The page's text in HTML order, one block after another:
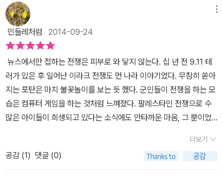
간에 맞춰 열리니(합정동 사각형 갤러리, 8월 11일~23일) 책의 감동
을 배가하는 기회로 삼아도 좋겠다.
군대에서 결정했고, 저쪽 군대에서 내거는 규칙대로였습니다. 세상이
바뀌고 있나 보다. 과연 세상은 바뀌었습니다.그 전까지 이 나라를 마
음껏 쥐고 흔들던 독재자가 아무런 힘을 쓰지 못했습니다. 아무것도
바뀌지 않았어. 달라진 거라곤 이 나라 독재자 자리를 저 나라 군인들
이 대신학 있다는 것뿐.독재자 밑에 붙어 있던 이들이 보이지 않는 대
신,저 나라 군인들 밑으로 들어간 자들이 활개를 치고 다녔습니다.길
에는 엄마 잃은 아이들과 집을 잃은 사람들이 더 많아졌습니다.그리
고 여전히 멈추지 않는 폭발과 총소리. 전쟁이 끝났다고, 이긴 전쟁이
라고, 정의를 바로 세웠다고 저들은 이야기 합니다.그러나 그 정의롭
다는 전쟁의 끝에 이곳 사람들의 삶은 어떻게 변했던가요? 평화가
총칼로 쉽사리 불러올 수 있는 성질의 것이던가요. 수십 년 뒤면 다다
과 돈을 동시에 섬길 수 없다는데, 두 작가의 삶에 비하자면 나는 돈을
예배하며 매일 같이 살아가는 사람이 아닌가.. 책에 나온 이야기처럼
공감도, 고통도, 애원도 숫자에는 들어있지 않다. 숫자의 편리함은 공
감의 고통과 번거로움을 줄여준다. 그림책 한 장 한 장을 넘기면서 숫
자란 그 얼마나 가벼운 것인지 돈 따위는 아무 것도 아니라고 호기있
게 외쳤던 10살 때의 감각이 되살아 남을 느꼈다. 그 꿈들 1. 안녕
하세요? 오늘은 어떤 책을 소개해주실 건가요? 이번 주는 특이한 책
을 소개해드리고자 합니다. 혹시 진행자님께서는 최근에 그림책을 읽
어본 적 있으세요? 2. 아이들이 보는 그림책이라면 자주 읽어주지
만, 그래서인지 그림책이라는 것은 어린이들을 위한 책이라고만 생각
해왔는데요, 아마 많은 분들이 저처럼 생각하실 겁니다. 하지만 잘 알
려져 있지는 않지만 사실 서점에는 성인들을 위한 그림책도 많이 있
라 생각한다. 그를 지지하는 세력은 모르겠지만 조지 부시는 정말 본
인이 성전을 펼친다고 믿었다 본다. 그렇기에 더욱더 위험한 사람이
고 그 결과는 앞뒤 잴 것 없는 이라크 전쟁으로 나타났다. 그 몰아낸다
는 독재자와 그 집안이 나름의 커넥션이 있었음에도 불구하고. 문제
는 부시 만이 아니다. 그 당시 전쟁을 지지하는 미국인들의 수는 과반
수를 한참 넘었다고 한다. 그들 중에는 석유라는 이익을 쫓은 사람도
있었겠지만 정말 독재에 대한 증오로 자신을 정의라 생각한 미국인들
도 꽤나 있었을 것이다. 우리는 전쟁의 원인을 볼 때 이 둘을 동시에
넘어가는 상황에서 이미 실제적 이익은 사람들의 뇌리에 사라진지 오
래다. 지금 중요한 것은 북한에 의해 피해를 본 사람들이 있으며 그렇
기에 그들은 나쁜 국가라는 수사법이다. '국가'라는 어디까지나 인간
조한 것이 아닌가 하는 생각이 들어, 읽으며 간담이 서늘해졌다. 그
높은 사람들 얼굴은 여전히 심각합니다. 그 심각한 얼굴로 자기들만
알아들을 수 있게 수군거렸습니다.저 나라에는 아직 써먹지 않은 땅
속 자원이어마어마하게 묻혀 있다고 말이지요. 게다가 그 나라를 손
아래에 두면 그 나라의 이웃 나라와 그 이웃 나라,그 이웃의 이웃 나라
들까지마음대로 쥐고 흔들 수 있을 거라며그 심각한 얼굴에 웃음을
드리우기도 합니다. “아주 멋진 일이 될 거야!” p.9 식탁에 앉아 책을
읽고 있자 남편이 궁금했는지 무슨 책을 그리 심각하게 보냐고 물었
고, 나는 읽고 있던 대목을 읽어주었다. 남편은 말없이 씁쓸한 미소만
지었다. 전쟁이 한창일 때 나는 무얼 하고 있었고, 무슨 생각을 하고
있었나 떠올려보니 잘 기억이 나질 않는다. 어둠속에 총성 들리는 뉴
민들레처럼 2014-09-24
뉴스에서만 접하는 전쟁은 피부로 와 닿지 않는다. 십 년 전 9.11 테
러가 있은 후 일어난 이라크 전쟁도 먼 나라 이야기였다. 무참히 쏟아
지는 포탄은 마치 불꽃놀이를 보는 듯 했다. 군인들이 전쟁을 하는 모
습은 컴퓨터 게임을 하는 것처럼 느껴졌다. 팔레스타인 전쟁으로 수
많은 아이들이 희생되고 있다는 소식에도 안타까운 마음, 그 뿐이었
가는 '이라크평화팀'에 참여해 맨몸으로 전쟁을 막아냈다. 전쟁 포화
속에서 사람들을 만나고, 눈물을 흘리는 어린이들을 보게 된다. 그런
아이들을 보며 쓴 동화책이다. 작가는 그저 전쟁을 막아낼 수 있다는
더보기
공감 (1) 댓글 (0)